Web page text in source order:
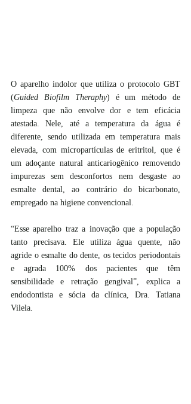
O aparelho indolor que utiliza o protocolo GBT
(Guided Biofilm Theraphy) é um método de
limpeza que não envolve dor e tem eficácia
atestada. Nele, até a temperatura da água é
diferente, sendo utilizada em temperatura mais
elevada, com micropartículas de eritritol, que é
um adoçante natural anticariogênico removendo
impurezas sem desconfortos nem desgaste ao
esmalte dental, ao contrário do bicarbonato,
empregado na higiene convencional.
“Esse aparelho traz a inovação que a população
tanto precisava. Ele utiliza água quente, não
agride o esmalte do dente, os tecidos periodontais
e agrada 100% dos pacientes que têm
sensibilidade e retração gengival”, explica a
endodontista e sócia da clínica, Dra. Tatiana
Vilela.